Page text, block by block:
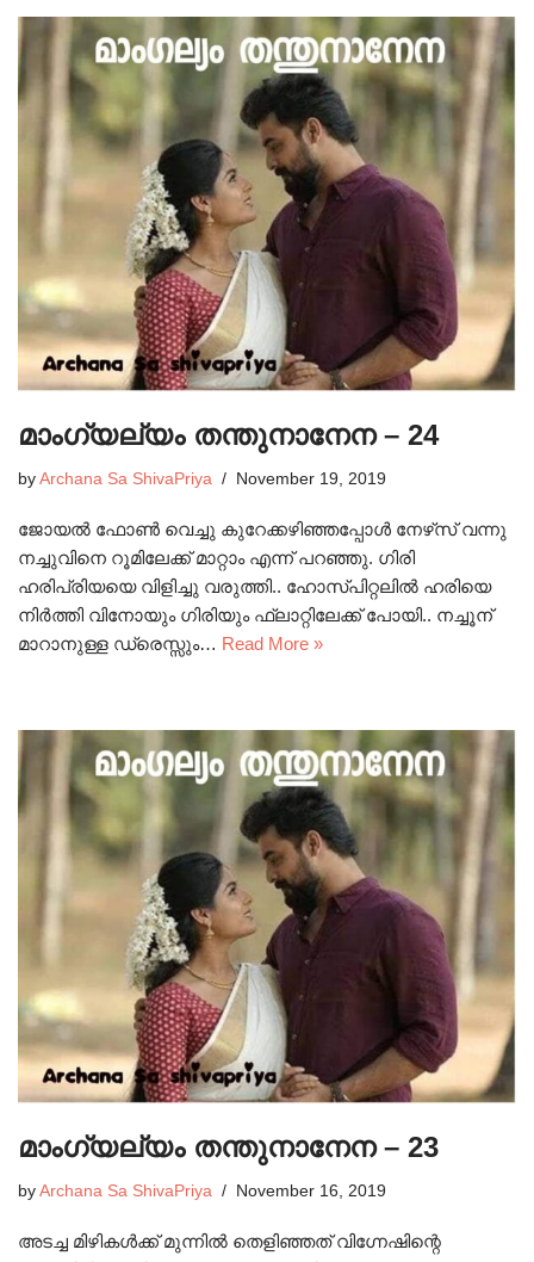
മാംഗ്യല്യം തന്തുനാനേന – 24
by Archana Sa ShivaPriya November 19, 2019
ജോയൽ ഫോൺ വെച്ചു കുറേക്കഴിഞ്ഞപ്പോൾ നേഴ്‌സ് വന്നു
നച്ചുവിനെ റൂമിലേക്ക് മാറ്റാം എന്ന് പറഞ്ഞു. ഗിരി
ഹരിപ്രിയയെ വിളിച്ചു വരുത്തി.. ഹോസ്പിറ്റലിൽ ഹരിയെ
നിർത്തി വിനോയും ഗിരിയും ഫ്ലാറ്റിലേക്ക് പോയി.. നച്ചൂന്
മാറാനുള്ള ഡ്രെസ്സും… Read More »
മാംഗ്യല്യം തന്തുനാനേന – 23
by Archana Sa ShivaPriya November 16, 2019
അടച്ച മിഴികൾക്ക് മുന്നിൽ തെളിഞ്ഞത് വിഗ്നേഷിന്റെ